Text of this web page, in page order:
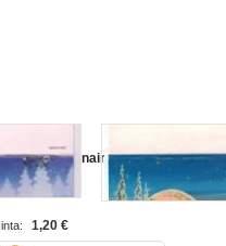
Punainen Risti /Tarja
1,20 €